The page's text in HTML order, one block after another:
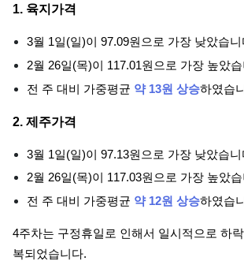
1. 육지가격
3월 1일(일)이 97.09원으로 가장 낮았습니
2월 26일(목)이 117.01원으로 가장 높았
전 주 대비 가중평균 약 13원 상승하였습
2. 제주가격
3월 1일(일)이 97.13원으로 가장 낮았습니
2월 26일(목)이 117.03원으로 가장 높았
전 주 대비 가중평균 약 12원 상승하였습
4주차는 구정휴일로 인해서 일시적으로 하
복되었습니다.